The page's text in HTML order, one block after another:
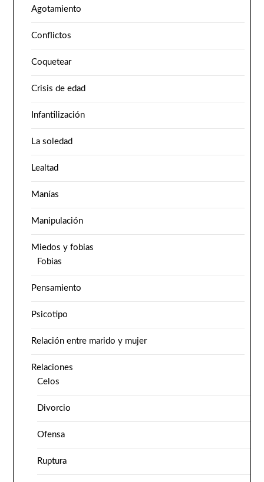
Agotamiento
Conflictos
Coquetear
Crisis de edad
Infantilización
La soledad
Lealtad
Manías
Manipulación
Miedos y fobias
Fobias
Pensamiento
Psicotipo
Relación entre marido y mujer
Relaciones
Celos
Divorcio
Ofensa
Ruptura